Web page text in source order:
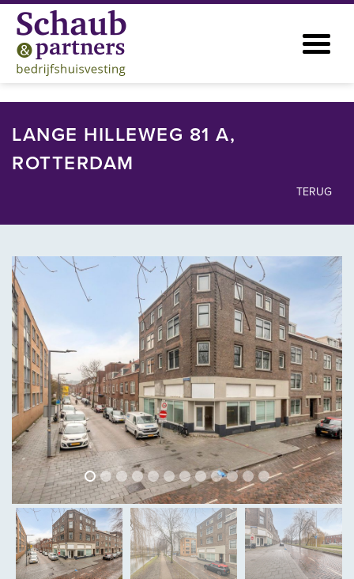
LANGE HILLEWEG 81 A,
ROTTERDAM
TERUG
vorige
vorige